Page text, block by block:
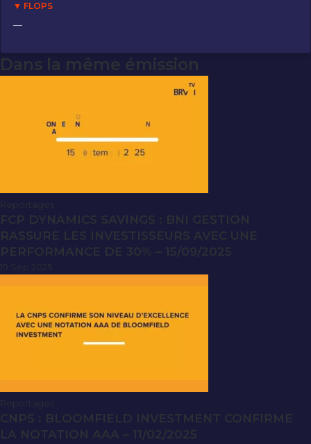
▼ FLOPS
—
Dans la même émission
FCP DYNAMICS SAVINGS : BNI GESTION
RASSURE LES INVESTISSEURS AVEC UNE
PERFORMANCE DE 30% – 15/09/2025
CNPS : BLOOMFIELD INVESTMENT CONFIRME
LA NOTATION AAA – 11/02/2025